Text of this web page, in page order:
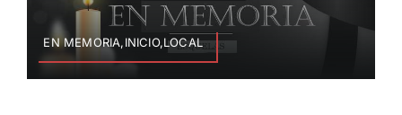
EN MEMORIA,INICIO,LOCAL